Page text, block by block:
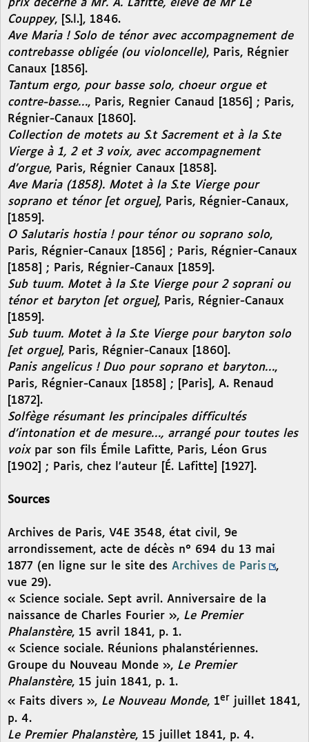
prix décerné à Mr. A. Lafitte, élève de Mr Le
Couppey, [S.l.], 1846.
Ave Maria ! Solo de ténor avec accompagnement de
contrebasse obligée (ou violoncelle), Paris, Régnier
Canaux [1856].
Tantum ergo, pour basse solo, choeur orgue et
contre-basse…, Paris, Regnier Canaud [1856] ; Paris,
Régnier-Canaux [1860].
Collection de motets au S.t Sacrement et à la S.te
Vierge à 1, 2 et 3 voix, avec accompagnement
d’orgue, Paris, Régnier Canaux [1858].
Ave Maria (1858). Motet à la S.te Vierge pour
soprano et ténor [et orgue], Paris, Régnier-Canaux,
[1859].
O Salutaris hostia ! pour ténor ou soprano solo,
Paris, Régnier-Canaux [1856] ; Paris, Régnier-Canaux
[1858] ; Paris, Régnier-Canaux [1859].
Sub tuum. Motet à la S.te Vierge pour 2 soprani ou
ténor et baryton [et orgue], Paris, Régnier-Canaux
[1859].
Sub tuum. Motet à la S.te Vierge pour baryton solo
[et orgue], Paris, Régnier-Canaux [1860].
Panis angelicus ! Duo pour soprano et baryton…,
Paris, Régnier-Canaux [1858] ; [Paris], A. Renaud
[1872].
Solfège résumant les principales difficultés
d’intonation et de mesure…, arrangé pour toutes les
voixpar son fils Émile Lafitte, Paris, Léon Grus
[1902] ; Paris, chez l’auteur [É. Lafitte] [1927].
Sources
Archives de Paris, V4E 3548, état civil, 9e
arrondissement, acte de décès n° 694 du 13 mai
1877 (en ligne sur le site des Archives de Paris
,
vue 29).
« Science sociale. Sept avril. Anniversaire de la
naissance de Charles Fourier », Le Premier
Phalanstère, 15 avril 1841, p. 1.
« Science sociale. Réunions phalanstériennes.
Groupe du Nouveau Monde », Le Premier
Phalanstère, 15 juin 1841, p. 1.
« Faits divers », Le Nouveau Monde, 1er juillet 1841,
p. 4.
Le Premier Phalanstère, 15 juillet 1841, p. 4.